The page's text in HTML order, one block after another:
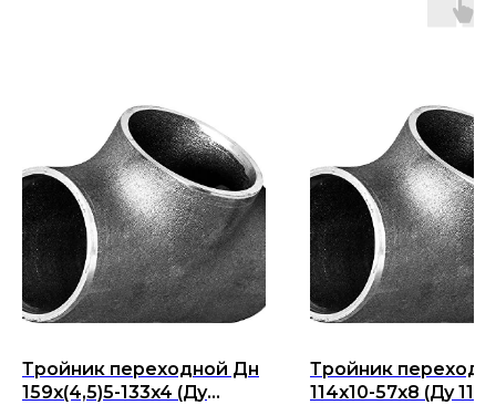
Тройник переходной Дн
159x(4,5)5-133x4 (Ду
Тройник
114x10-57x8 (Ду